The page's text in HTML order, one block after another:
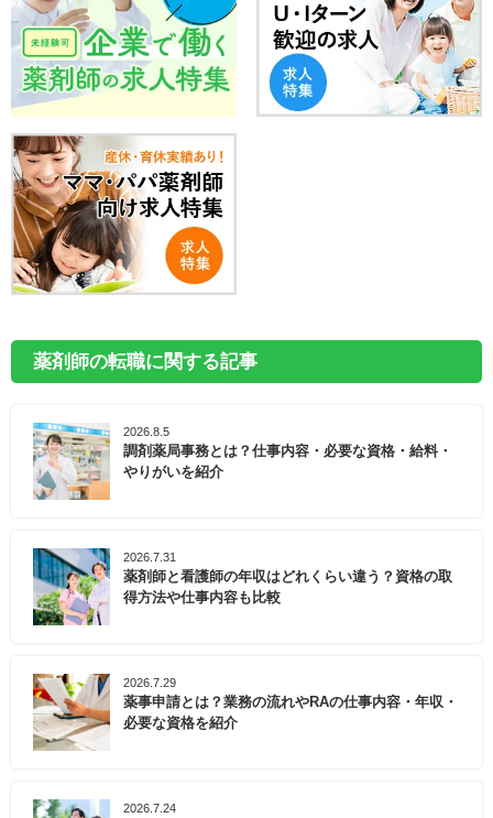
薬剤師の転職に関する記事
2026.8.5
調剤薬局事務とは？仕事内容・必要な資格・給料・
やりがいを紹介
2026.7.31
薬剤師と看護師の年収はどれくらい違う？資格の取
得方法や仕事内容も比較
2026.7.29
薬事申請とは？業務の流れやRAの仕事内容・年収・
必要な資格を紹介
2026.7.24